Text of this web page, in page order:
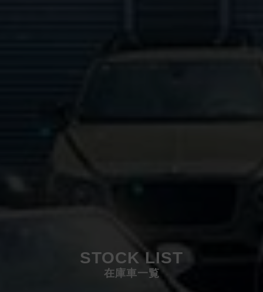
STOCK LIST
在庫車一覧